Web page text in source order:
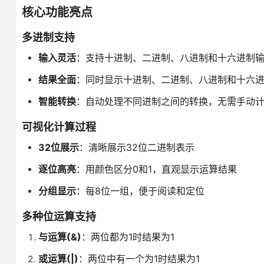
核心功能亮点
多进制支持
输入灵活：支持十进制、二进制、八进制和十六进制
结果全面：同时显示十进制、二进制、八进制和十六
智能转换：自动处理不同进制之间的转换，无需手动
可视化计算过程
32位展示：清晰展示32位二进制表示
逐位高亮：用颜色区分0和1，直观显示运算结果
分组显示：每8位一组，便于阅读和定位
多种位运算支持
与运算(&) ：两位都为1时结果为1
或运算(|) ：两位中有一个为1时结果为1